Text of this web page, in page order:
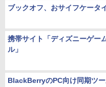
ブックオフ、おサイフケータ
携帯サイト「ディズニーゲー
ル」
BlackBerryのPC向け同期ツ